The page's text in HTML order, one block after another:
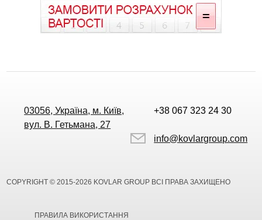
03056, Україна, м. Київ,
вул. В. Гетьмана, 27
+38 067 323 24 30
info@kovlargroup.com
COPYRIGHT © 2015-2026 KOVLAR GROUP ВСІ ПРАВА ЗАХИЩЕНО
ПРАВИЛА ВИКОРИСТАННЯ